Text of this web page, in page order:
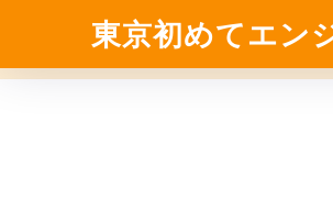
東京初めてエン